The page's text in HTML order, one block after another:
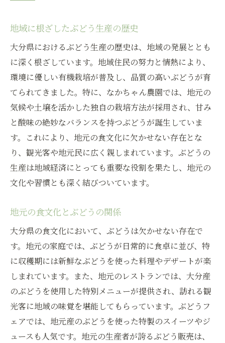
地域に根ざしたぶどう生産の歴史
大分県におけるぶどう生産の歴史は、地域の発展ととも
に深く根ざしています。地域住民の努力と情熱により、
環境に優しい有機栽培が普及し、品質の高いぶどうが育
てられてきました。特に、なかちゃん農園では、地元の
気候や土壌を活かした独自の栽培方法が採用され、甘み
と酸味の絶妙なバランスを持つぶどうが誕生していま
す。これにより、地元の食文化に欠かせない存在とな
り、観光客や地元民に広く親しまれています。ぶどうの
生産は地域経済にとっても重要な役割を果たし、地元の
文化や習慣とも深く結びついています。
地元の食文化とぶどうの関係
大分県の食文化において、ぶどうは欠かせない存在で
す。地元の家庭では、ぶどうが日常的に食卓に並び、特
に収穫期には新鮮なぶどうを使った料理やデザートが楽
しまれています。また、地元のレストランでは、大分産
のぶどうを使用した特別メニューが提供され、訪れる観
光客に地域の味覚を堪能してもらっています。ぶどうフ
ェアでは、地元産のぶどうを使った特製のスイーツやジ
ュースも人気です。地元の生産者が誇るぶどう販売は、